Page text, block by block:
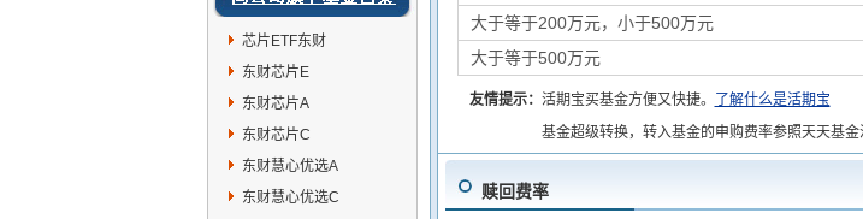
芯片ETF东财
东财芯片E
东财芯片A
东财芯片C
东财慧心优选A
东财慧心优选C
大于等于200万元，小于500万元
大于等于500万元
友情提示： 活期宝买基金方便又快捷。
了解什么是活期宝
基金超级转换，转入基金的申购费率参照天天基金
赎回费率